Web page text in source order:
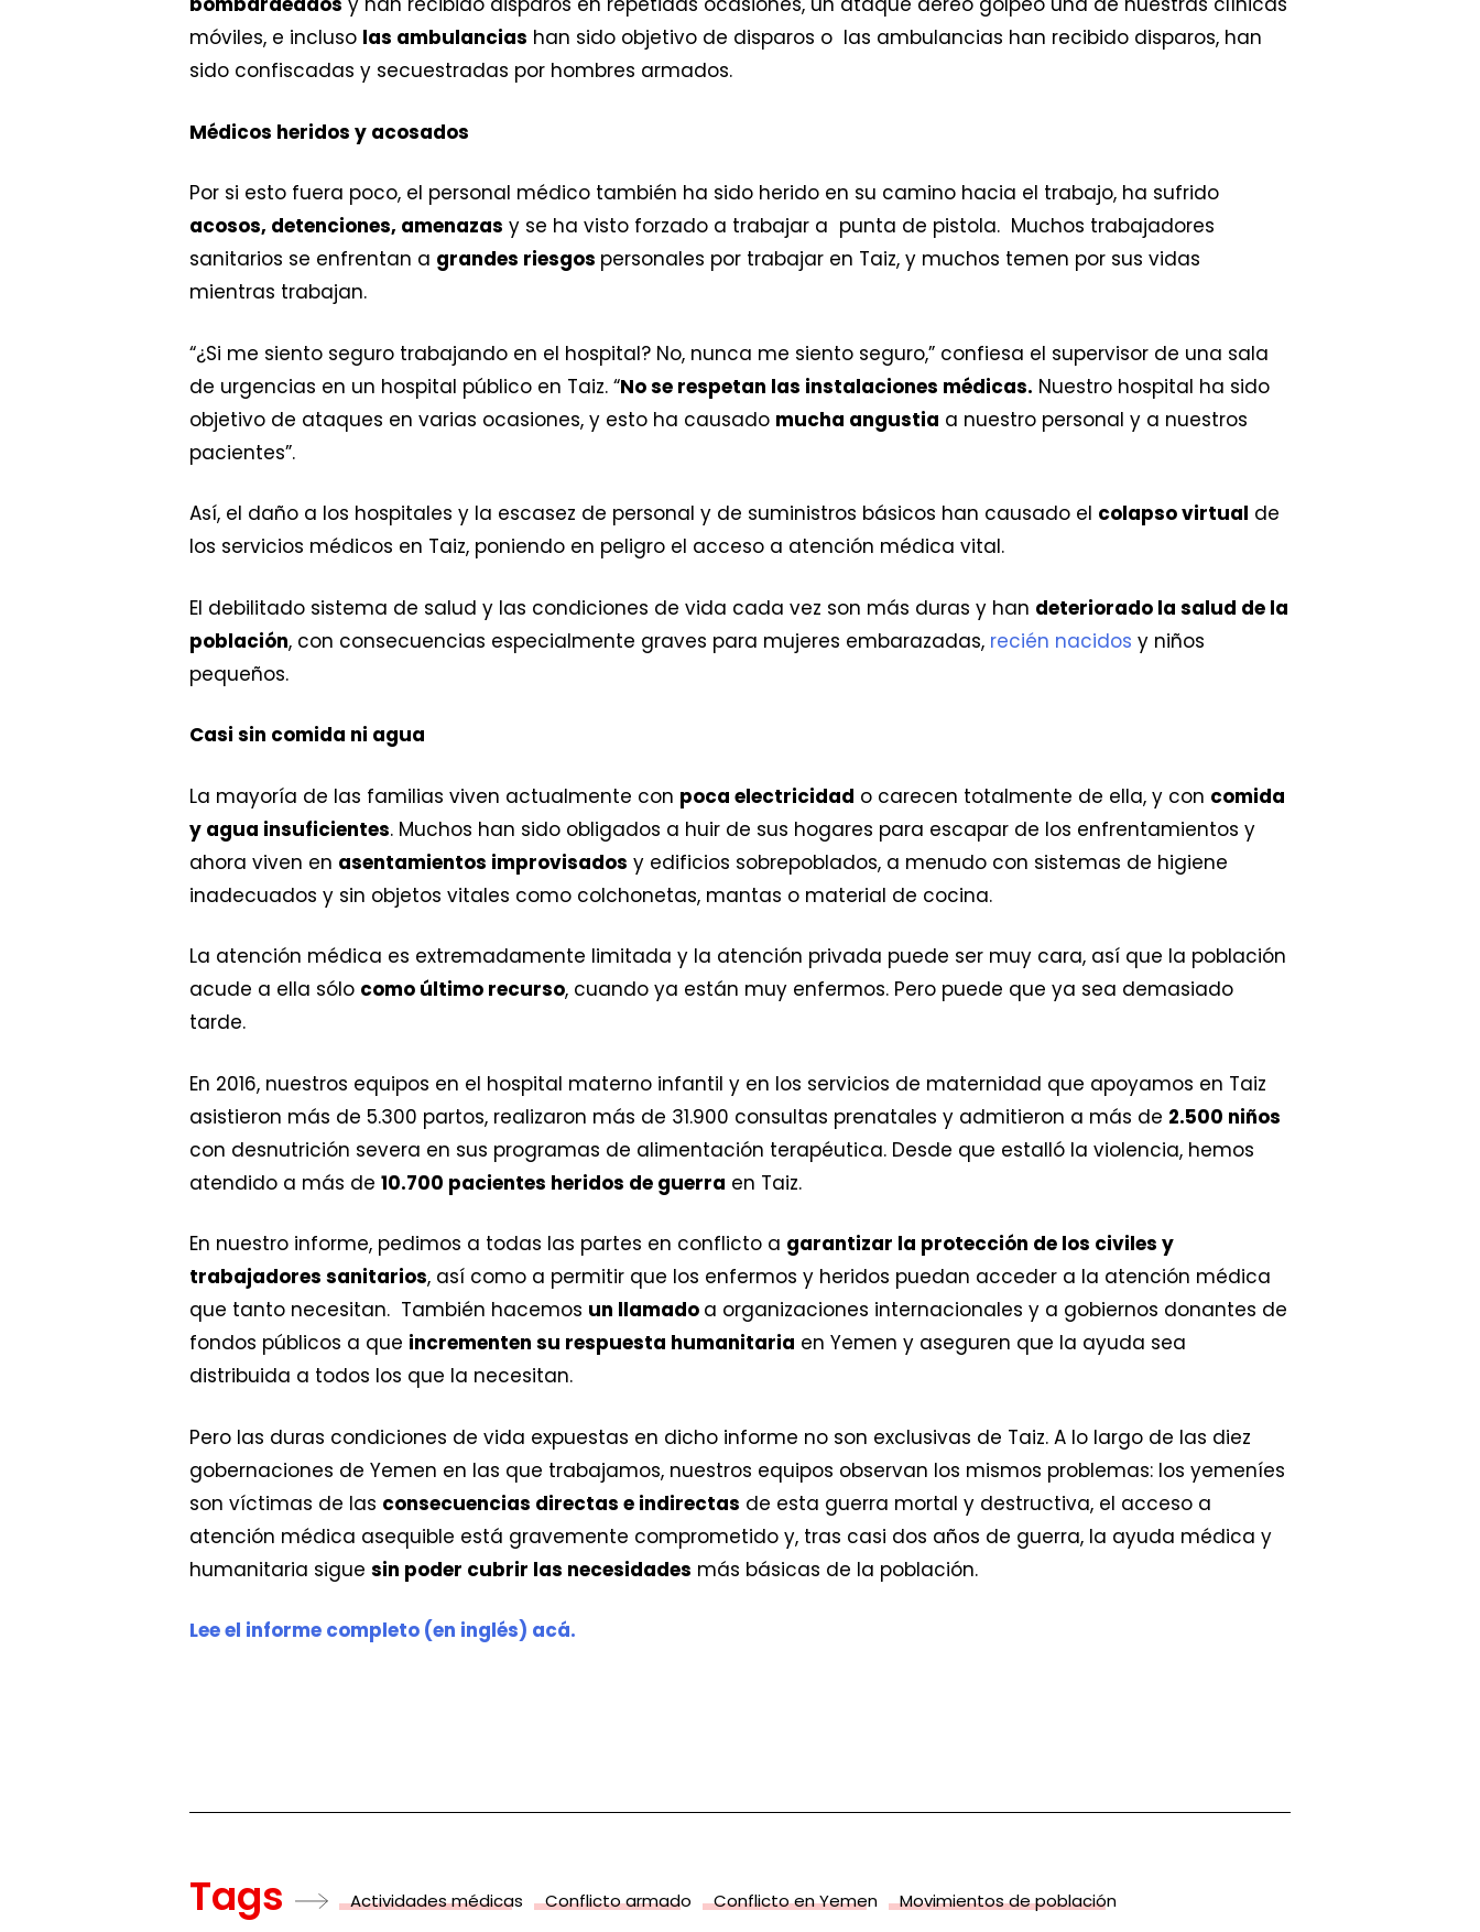
móviles, e incluso las ambulancias han sido objetivo de disparos o las ambulancias han recibido disparos, han
sido confiscadas y secuestradas por hombres armados.
Médicos heridos y acosados
Por si esto fuera poco, el personal médico también ha sido herido en su camino hacia el trabajo, ha sufrido
acosos, detenciones, amenazas y se ha visto forzado a trabajar a punta de pistola. Muchos trabajadores
sanitarios se enfrentan a grandes riesgos personales por trabajar en Taiz, y muchos temen por sus vidas
mientras trabajan.
“¿Si me siento seguro trabajando en el hospital? No, nunca me siento seguro,” confiesa el supervisor de una sala
de urgencias en un hospital público en Taiz. “No se respetan las instalaciones médicas. Nuestro hospital ha sido
objetivo de ataques en varias ocasiones, y esto ha causado mucha angustia a nuestro personal y a nuestros
pacientes”.
Así, el daño a los hospitales y la escasez de personal y de suministros básicos han causado el colapso virtual de
los servicios médicos en Taiz, poniendo en peligro el acceso a atención médica vital.
El debilitado sistema de salud y las condiciones de vida cada vez son más duras y han deteriorado la salud de la
población, con consecuencias especialmente graves para mujeres embarazadas, recién nacidos y niños
pequeños.
Casi sin comida ni agua
La mayoría de las familias viven actualmente con poca electricidad o carecen totalmente de ella, y con comida
y agua insuficientes. Muchos han sido obligados a huir de sus hogares para escapar de los enfrentamientos y
ahora viven en asentamientos improvisados y edificios sobrepoblados, a menudo con sistemas de higiene
inadecuados y sin objetos vitales como colchonetas, mantas o material de cocina.
La atención médica es extremadamente limitada y la atención privada puede ser muy cara, así que la población
acude a ella sólo como último recurso, cuando ya están muy enfermos. Pero puede que ya sea demasiado
tarde.
En 2016, nuestros equipos en el hospital materno infantil y en los servicios de maternidad que apoyamos en Taiz
asistieron más de 5.300 partos, realizaron más de 31.900 consultas prenatales y admitieron a más de 2.500 niños
con desnutrición severa en sus programas de alimentación terapéutica. Desde que estalló la violencia, hemos
atendido a más de 10.700 pacientes heridos de guerra en Taiz.
En nuestro informe, pedimos a todas las partes en conflicto a garantizar la protección de los civiles y
trabajadores sanitarios, así como a permitir que los enfermos y heridos puedan acceder a la atención médica
que tanto necesitan. También hacemos un llamado a organizaciones internacionales y a gobiernos donantes de
fondos públicos a que incrementen su respuesta humanitaria en Yemen y aseguren que la ayuda sea
distribuida a todos los que la necesitan.
Pero las duras condiciones de vida expuestas en dicho informe no son exclusivas de Taiz. A lo largo de las diez
gobernaciones de Yemen en las que trabajamos, nuestros equipos observan los mismos problemas: los yemeníes
son víctimas de las consecuencias directas e indirectas de esta guerra mortal y destructiva, el acceso a
atención médica asequible está gravemente comprometido y, tras casi dos años de guerra, la ayuda médica y
humanitaria sigue sin poder cubrir las necesidades más básicas de la población.
Lee el informe completo (en inglés) acá.
Tags Actividades médicas Conflicto armado Conflicto en Yemen Movimientos de población